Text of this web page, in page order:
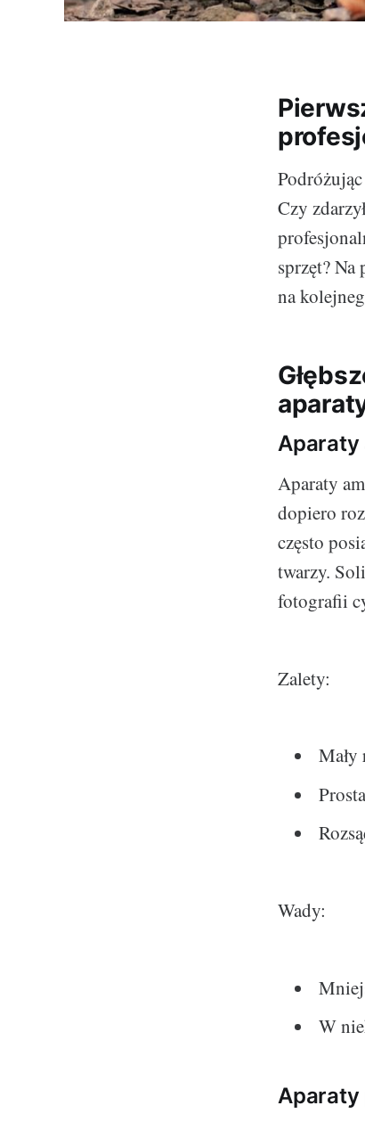
Czy
sprzęt? Na
na
Aparaty
Aparaty
dopiero
często
twarzy.
fotografii
Zalety:
Mały
Wady:
W
Aparaty